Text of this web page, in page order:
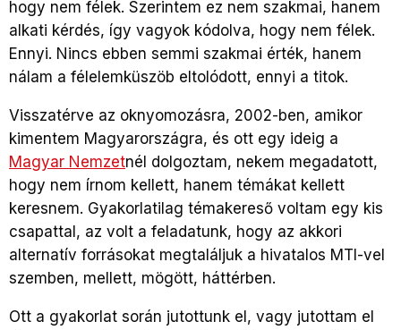
hogy nem félek. Szerintem ez nem szakmai, hanem
alkati kérdés, így vagyok kódolva, hogy nem félek.
Ennyi. Nincs ebben semmi szakmai érték, hanem
nálam a félelemküszöb eltolódott, ennyi a titok.
Visszatérve az oknyomozásra, 2002-ben, amikor
kimentem Magyarországra, és ott egy ideig a
Magyar Nemzetnél dolgoztam, nekem megadatott,
hogy nem írnom kellett, hanem témákat kellett
keresnem. Gyakorlatilag témakereső voltam egy kis
csapattal, az volt a feladatunk, hogy az akkori
alternatív forrásokat megtaláljuk a hivatalos MTI-vel
szemben, mellett, mögött, háttérben.
Ott a gyakorlat során jutottunk el, vagy jutottam el